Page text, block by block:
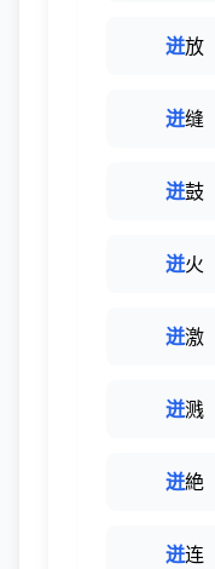
迸放
迸缝
迸鼓
迸火
迸激
迸溅
迸絶
迸连